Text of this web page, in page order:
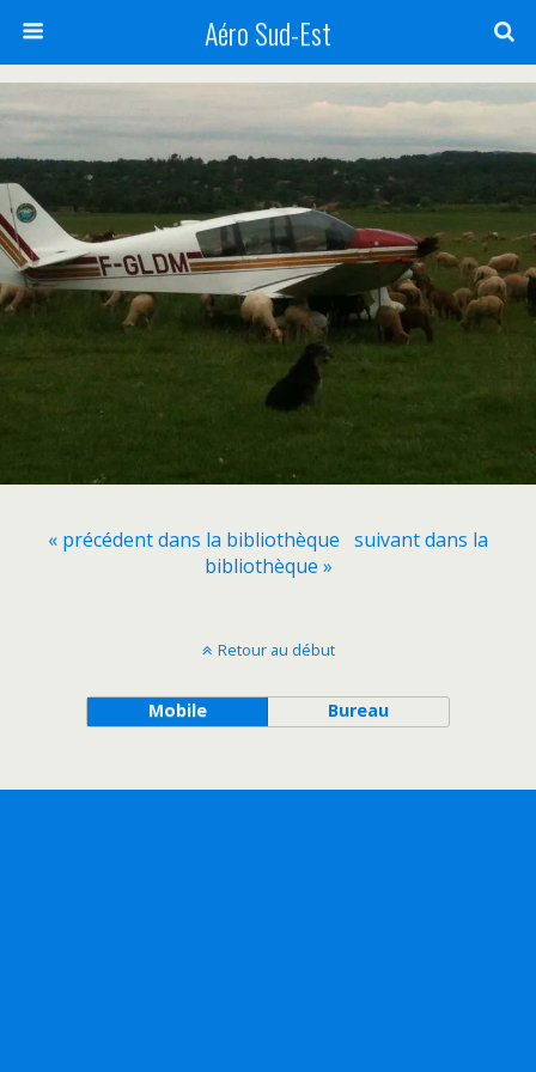
Aéro Sud-Est
« précédent dans la bibliothèque suivant dans la
bibliothèque »
Retour au début
Mobile Bureau